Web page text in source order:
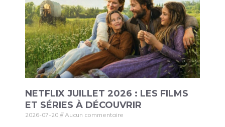
NETFLIX JUILLET 2026 : LES FILMS
ET SÉRIES À DÉCOUVRIR
2026-07-20 Aucun commentaire